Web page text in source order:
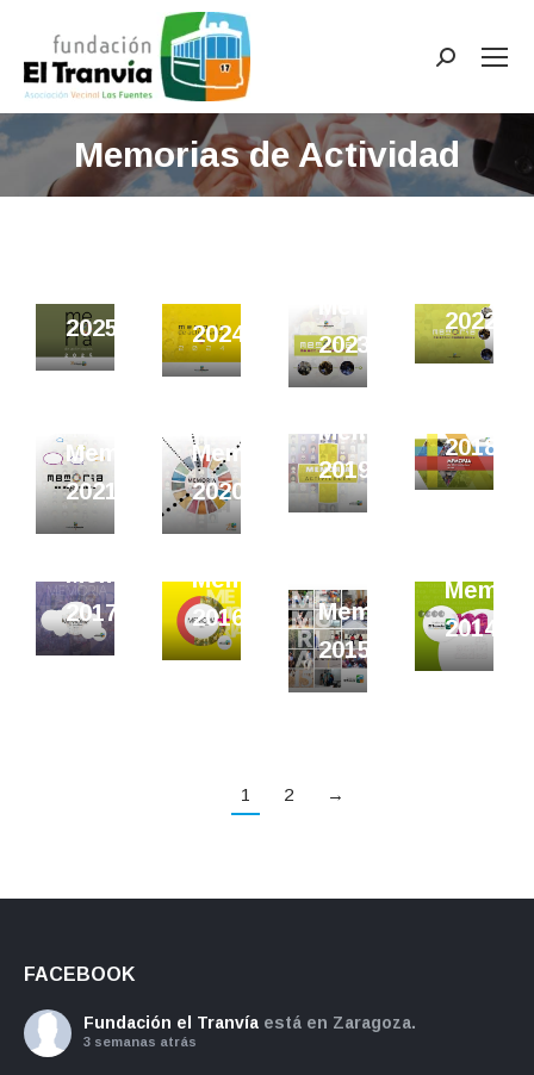
Buscar:
Memorias de Actividad
2025
2024
Memoria
2023
2022
Memoria
2021
Memoria
2020
Memoria
2019
2018
2017
Memoria
2016
Memoria
2015
2014
1 2 →
FACEBOOK
Fundación el Tranvía está en Zaragoza.
3 semanas atrás